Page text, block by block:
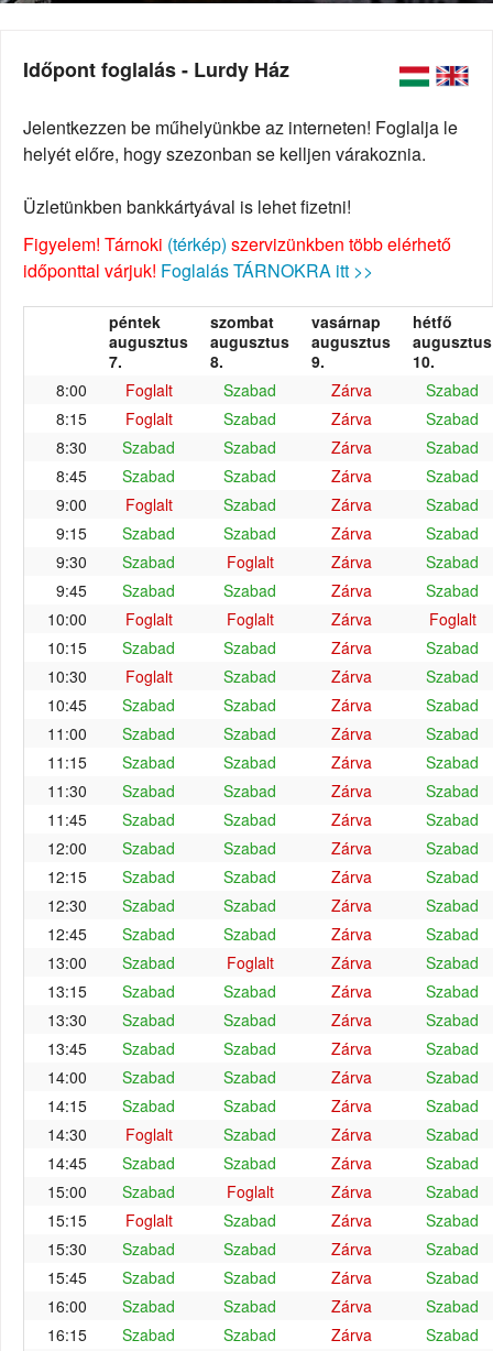
Időpont foglalás - Lurdy Ház
Jelentkezzen be műhelyünkbe az interneten! Foglalja le
helyét előre, hogy szezonban se kelljen várakoznia.
Üzletünkben bankkártyával is lehet fizetni!
Figyelem! Tárnoki (térkép) szervizünkben több elérhető
időponttal várjuk! Foglalás TÁRNOKRA itt >>
péntek
augusztus
7.
szombat
augusztus
8.
vasárnap
augusztus
9.
hétfő
augusztus
10.
8:00
Foglalt Szabad Zárva
Szabad
8:15
Foglalt Szabad Zárva
Szabad
8:30
Szabad Szabad Zárva
Szabad
8:45
Szabad Szabad Zárva
Szabad
9:00
Foglalt Szabad Zárva
Szabad
9:15
Szabad Szabad Zárva
Szabad
9:30
Szabad Foglalt Zárva
Szabad
9:45
Szabad Szabad Zárva
Szabad
10:00
Foglalt Foglalt Zárva
Foglalt
10:15
Szabad Szabad Zárva
Szabad
10:30
Foglalt Szabad Zárva
Szabad
10:45
Szabad Szabad Zárva
Szabad
11:00
Szabad Szabad Zárva
Szabad
11:15
Szabad Szabad Zárva
Szabad
11:30
Szabad Szabad Zárva
Szabad
11:45
Szabad Szabad Zárva
Szabad
12:00
Szabad Szabad Zárva
Szabad
12:15
Szabad Szabad Zárva
Szabad
12:30
Szabad Szabad Zárva
Szabad
12:45
Szabad Szabad Zárva
Szabad
13:00
Szabad Foglalt Zárva
Szabad
13:15
Szabad Szabad Zárva
Szabad
13:30
Szabad Szabad Zárva
Szabad
13:45
Szabad Szabad Zárva
Szabad
14:00
Szabad Szabad Zárva
Szabad
14:15
Szabad Szabad Zárva
Szabad
14:30
Foglalt Szabad Zárva
Szabad
14:45
Szabad Szabad Zárva
Szabad
15:00
Szabad Foglalt Zárva
Szabad
15:15
Foglalt Szabad Zárva
Szabad
15:30
Szabad Szabad Zárva
Szabad
15:45
Szabad Szabad Zárva
Szabad
16:00
Szabad Szabad Zárva
Szabad
16:15
Szabad Szabad Zárva
Szabad